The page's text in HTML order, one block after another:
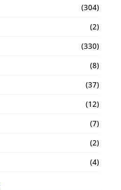
(304)
(2)
(330)
(8)
(37)
(12)
(7)
(2)
(4)